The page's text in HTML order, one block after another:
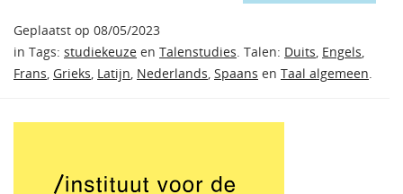
Geplaatst op 08/05/2023
in Tags: studiekeuze en Talenstudies. Talen: Duits, Engels,
Frans, Grieks, Latijn, Nederlands, Spaans en Taal algemeen.